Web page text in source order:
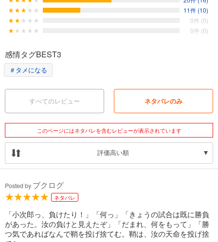
11件 (10)
0件 (0)
0件 (0)
感情タグBEST3
＃タメになる
すべてのレビュー ネタバレのみ
このページにはネタバレを含むレビューが表示されています
評価高い順
Posted by ブクログ
ネタバレ
「小次郎っ、負けたり！」「何っ」「きょうの試合は既に勝負
があった。汝の負けと見えたぞ」「だまれ、何をもって」「勝
つ気であればなんで鞘を投げ捨てむ。鞘は、汝の天命を投げ捨